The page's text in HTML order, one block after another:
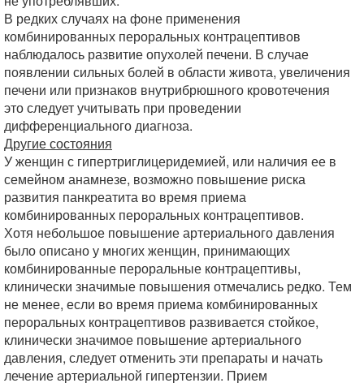
В редких случаях на фоне применения
комбинированных пероральных контрацептивов
наблюдалось развитие опухолей печени. В случае
появлении сильных болей в области живота, увеличения
печени или признаков внутрибрюшного кровотечения
это следует учитывать при проведении
дифференциального диагноза.
Другие состояния
У женщин с гипертриглицеридемией, или наличия ее в
семейном анамнезе, возможно повышение риска
развития панкреатита во время приема
комбинированных пероральных контрацептивов.
Хотя небольшое повышение артериального давления
было описано у многих женщин, принимающих
комбинированные пероральные контрацептивы,
клинически значимые повышения отмечались редко. Тем
не менее, если во время приема комбинированных
пероральных контрацептивов развивается стойкое,
клинически значимое повышение артериального
давления, следует отменить эти препараты и начать
лечение артериальной гипертензии. Прием